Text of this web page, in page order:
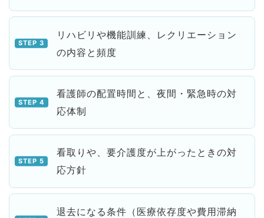
リハビリや機能訓練、レクリエーション
の内容と頻度
看護師の配置時間と、夜間・緊急時の対
応体制
看取りや、要介護度が上がったときの対
応方針
退去になる条件（医療依存度や費用滞納